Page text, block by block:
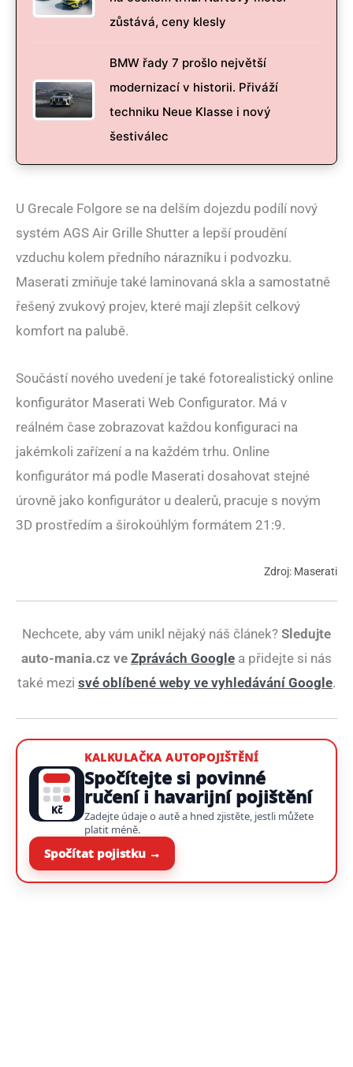
zůstává, ceny klesly
BMW řady 7 prošlo největší
modernizací v historii. Přiváží
techniku Neue Klasse i nový
šestiválec
U Grecale Folgore se na delším dojezdu podílí nový
systém AGS Air Grille Shutter a lepší proudění
vzduchu kolem předního nárazníku i podvozku.
Maserati zmiňuje také laminovaná skla a samostatně
řešený zvukový projev, které mají zlepšit celkový
komfort na palubě.
Součástí nového uvedení je také fotorealistický online
konfigurátor Maserati Web Configurator. Má v
reálném čase zobrazovat každou konfiguraci na
jakémkoli zařízení a na každém trhu. Online
konfigurátor má podle Maserati dosahovat stejné
úrovně jako konfigurátor u dealerů, pracuje s novým
3D prostředím a širokoúhlým formátem 21:9.
Zdroj: Maserati
Nechcete, aby vám unikl nějaký náš článek? Sledujte
auto-mania.cz ve Zprávách Google a přidejte si nás
také mezi své oblíbené weby ve vyhledávání Google.
Kč
KALKULAČKA AUTOPOJIŠTĚNÍ
Spočítejte si povinné
ručení i havarijní pojištění
Zadejte údaje o autě a hned zjistěte, jestli můžete
platit méně.
Spočítat pojistku →